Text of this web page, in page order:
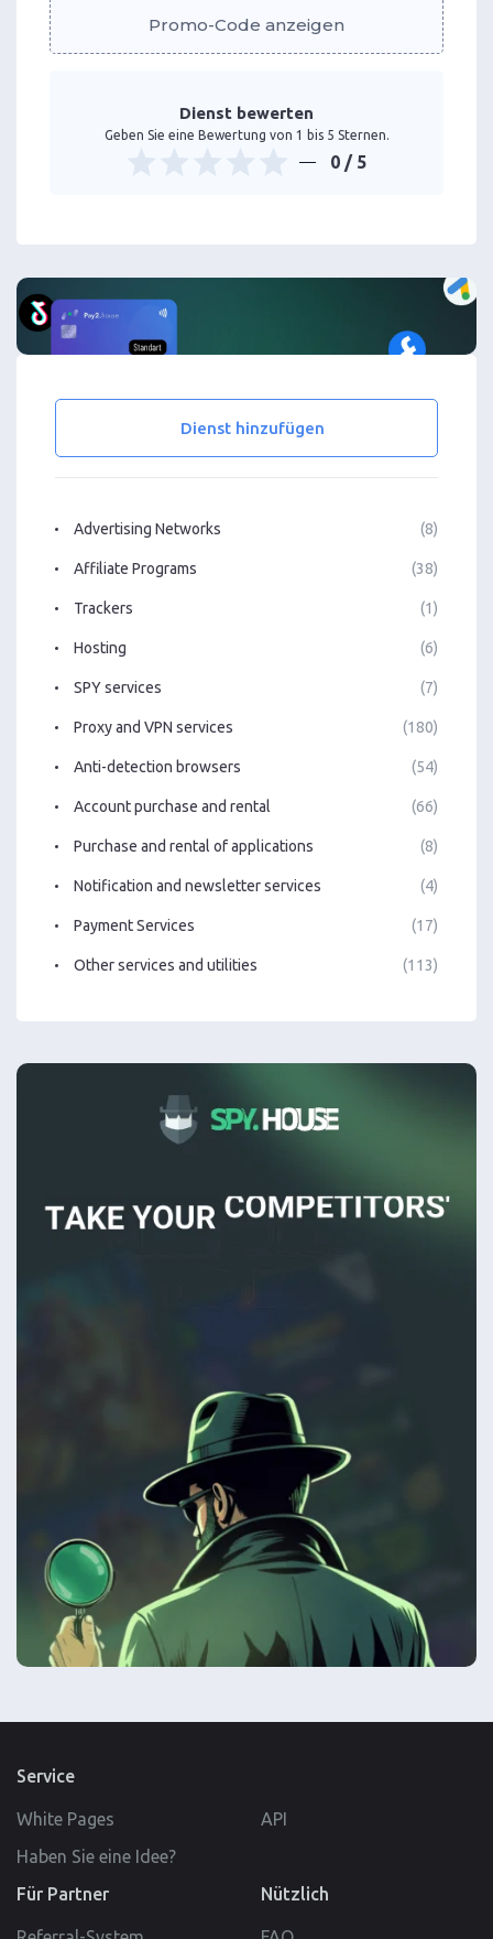
Promo-Code anzeigen
Dienst bewerten
Geben Sie eine Bewertung von 1 bis 5 Sternen.
0 / 5
Dienst hinzufügen
Advertising Networks (8)
Affiliate Programs (38)
Trackers (1)
Hosting (6)
SPY services (7)
Proxy and VPN services (180)
Anti-detection browsers (54)
Account purchase and rental (66)
Purchase and rental of applications (8)
Notification and newsletter services (4)
Payment Services (17)
Other services and utilities (113)
Service
White Pages
API
Haben Sie eine Idee?
Für Partner
Nützlich